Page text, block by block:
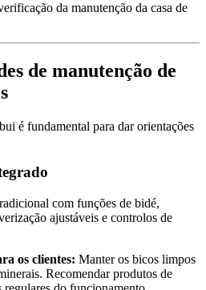
da manutenção da casa de
de manutenção de
é fundamental para dar orientações
com funções de bidé,
ajustáveis e controlos de
os clientes: Manter os bicos limpos
Recomendar produtos de